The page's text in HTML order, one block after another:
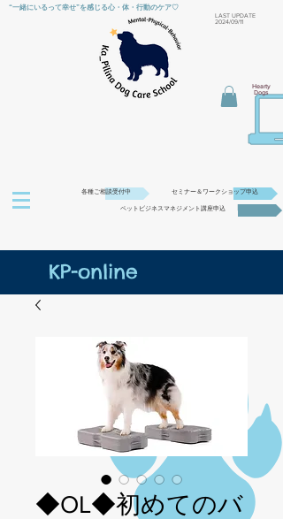
“一緒にいるって幸せ”を感じる心・体・行動のケア♡
​LAST UPDATE
2024/09/11
Hearty
Dogs
各種ご相談受付中 セミナー＆ワークショップ申込
ペットビジネスマネジメント講座申込
KP-online
◆OL◆初めてのバ